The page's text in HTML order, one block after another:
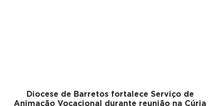
Diocese de Barretos fortalece Serviço de
Animação Vocacional durante reunião na Cúria